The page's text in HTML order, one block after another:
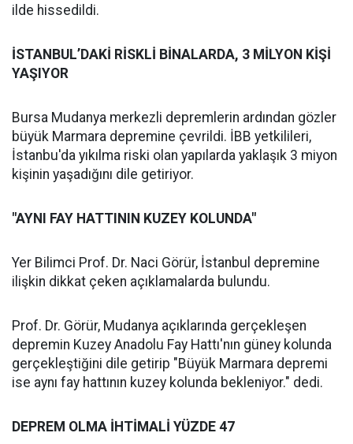
ilde hissedildi.
İSTANBUL’DAKİ RİSKLİ BİNALARDA, 3 MİLYON KİŞİ
YAŞIYOR
Bursa Mudanya merkezli depremlerin ardından gözler
büyük Marmara depremine çevrildi. İBB yetkilileri,
İstanbu'da yıkılma riski olan yapılarda yaklaşık 3 miyon
kişinin yaşadığını dile getiriyor.
"AYNI FAY HATTININ KUZEY KOLUNDA"
Yer Bilimci Prof. Dr. Naci Görür, İstanbul depremine
ilişkin dikkat çeken açıklamalarda bulundu.
Prof. Dr. Görür, Mudanya açıklarında gerçekleşen
depremin Kuzey Anadolu Fay Hattı'nın güney kolunda
gerçekleştiğini dile getirip "Büyük Marmara depremi
ise aynı fay hattının kuzey kolunda bekleniyor." dedi.
DEPREM OLMA İHTİMALİ YÜZDE 47